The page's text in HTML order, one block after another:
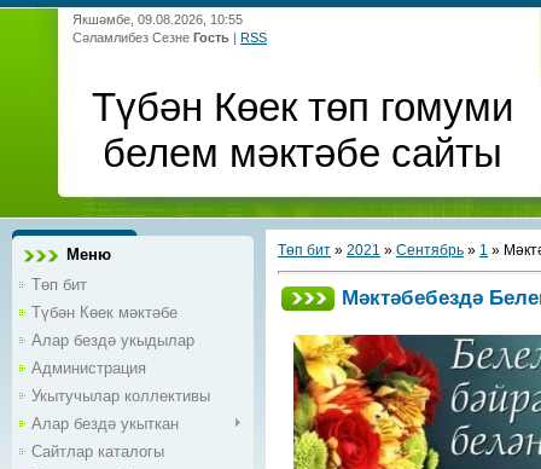
Якшәмбе, 09.08.2026, 10:55
Сәламлибез Сезне Гость | RSS
Түбән Көек төп гомуми
белем мәктәбе сайты
Меню
Төп бит
Түбән Көек мәктәбе
Алар бездә укыдылар
Администрация
Укытучылар коллективы
Алар бездә укыткан
Сайтлар каталогы
Төп бит » 2021 » Сентябрь » 1 »
Мәктәбебездә